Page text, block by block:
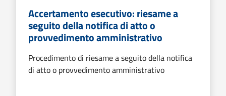
Accertamento esecutivo: riesame a
seguito della notifica di atto o
provvedimento amministrativo
Procedimento di riesame a seguito della notifica
di atto o provvedimento amministrativo